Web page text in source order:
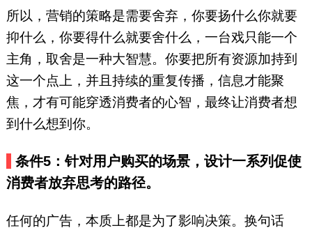
所以，营销的策略是需要舍弃，你要扬什么你就要
抑什么，你要得什么就要舍什么，一台戏只能一个
主角，取舍是一种大智慧。你要把所有资源加持到
这一个点上，并且持续的重复传播，信息才能聚
焦，才有可能穿透消费者的心智，最终让消费者想
到什么想到你。
条件5：针对用户购买的场景，设计一系列促使
消费者放弃思考的路径。
任何的广告，本质上都是为了影响决策。换句话